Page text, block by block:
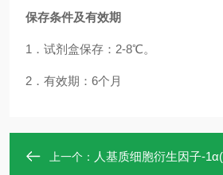
保存条件及有效期
1．试剂盒保存：2-8℃。
2．有效期：6个月
上一个： 人基质细胞衍生因子-